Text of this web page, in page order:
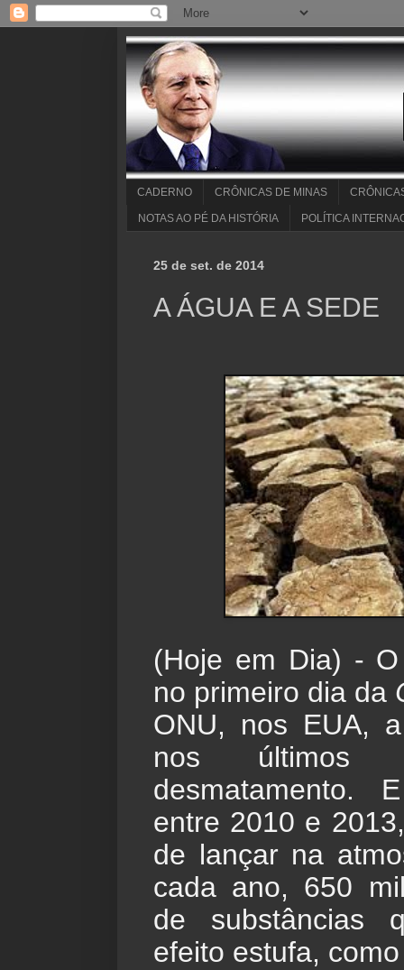
CADERNO CRÔNICAS DE MINAS
NOTAS AO PÉ DA HISTÓRIA POLÍTICA
25 de set. de 2014
A ÁGUA E A SEDE
(Hoje em Dia) -
no primeiro dia da
ONU, nos EUA,
nos
desmatamento.
entre 2010 e
de lançar na
cada ano, 650
de substâncias
efeito estufa,